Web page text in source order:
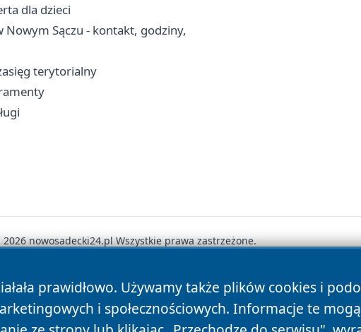
dla dzieci
Nowym Sączu - kontakt, godziny,
terytorialny
prawidłowo. Używamy także plików cookies i
i społecznościowych. Informacje te
nowosadecki24.pl Wszystkie prawa zastrzeżone.
Polityka Prywatności Polityka Cookies